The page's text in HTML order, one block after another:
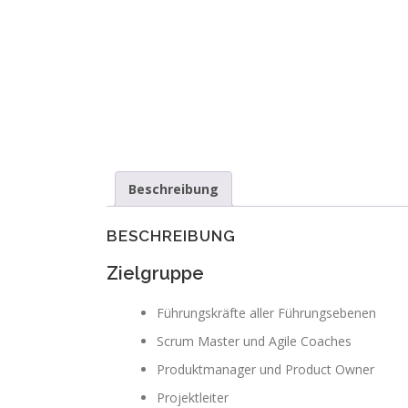
Beschreibung
BESCHREIBUNG
Zielgruppe
Führungskräfte aller Führungsebenen
Scrum Master und Agile Coaches
Produktmanager und Product Owner
Projektleiter